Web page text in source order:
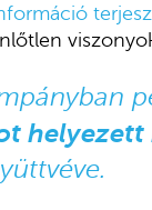
helyezett